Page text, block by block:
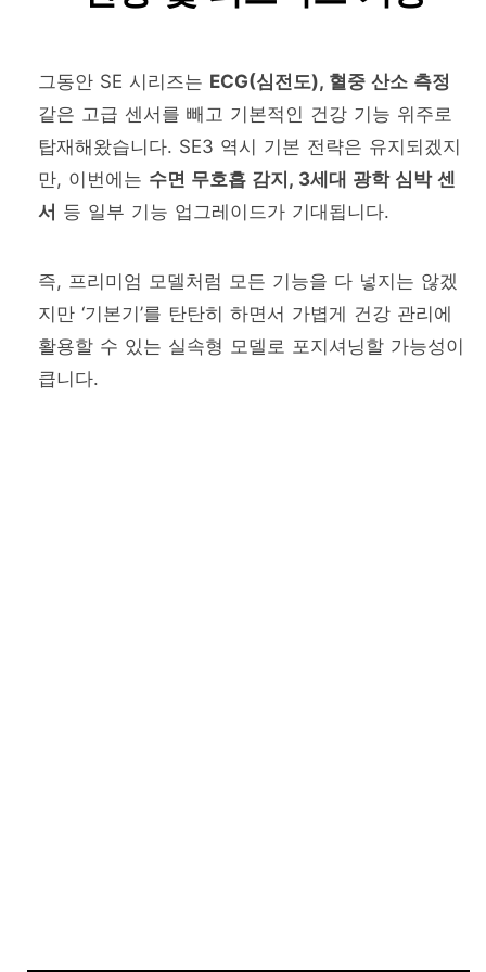
그동안 SE 시리즈는 ECG(심전도), 혈중 산소 측정
같은 고급 센서를 빼고 기본적인 건강 기능 위주로
탑재해왔습니다. SE3 역시 기본 전략은 유지되겠지
만, 이번에는 수면 무호흡 감지, 3세대 광학 심박 센
서 등 일부 기능 업그레이드가 기대됩니다.
즉, 프리미엄 모델처럼 모든 기능을 다 넣지는 않겠
지만 ‘기본기’를 탄탄히 하면서 가볍게 건강 관리에
활용할 수 있는 실속형 모델로 포지셔닝할 가능성이
큽니다.